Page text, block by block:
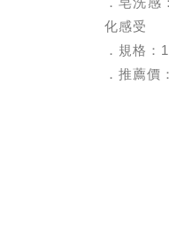
化感受
．規格：
．推薦價